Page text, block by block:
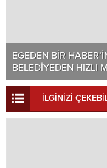
EGEDEN BİR
BELEDİYEDEN HIZLI
İLGİNİZİ